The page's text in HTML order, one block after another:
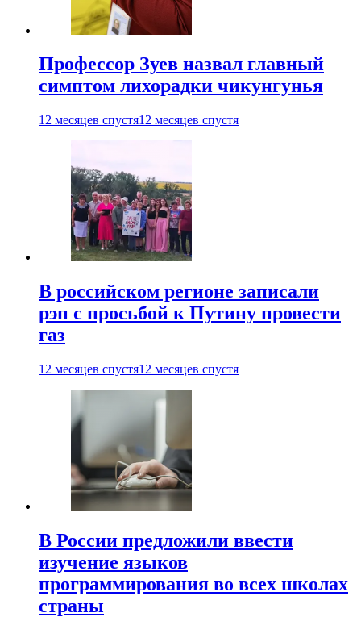
Профессор Зуев назвал главный
симптом лихорадки чикунгунья
12 месяцев спустя12 месяцев спустя
В российском регионе записали
рэп с просьбой к Путину провести
газ
12 месяцев спустя12 месяцев спустя
В России предложили ввести
изучение языков
программирования во всех школах
страны